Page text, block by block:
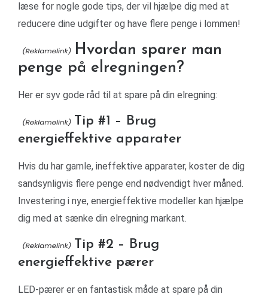
læse for nogle gode tips, der vil hjælpe dig med at
reducere dine udgifter og have flere penge i lommen!
Hvordan sparer man
penge på elregningen?
Her er syv gode råd til at spare på din elregning:
Tip #1 – Brug
energieffektive apparater
Hvis du har gamle, ineffektive apparater, koster de dig
sandsynligvis flere penge end nødvendigt hver måned.
Investering i nye, energieffektive modeller kan hjælpe
dig med at sænke din elregning markant.
Tip #2 – Brug
energieffektive pærer
LED-pærer er en fantastisk måde at spare på din